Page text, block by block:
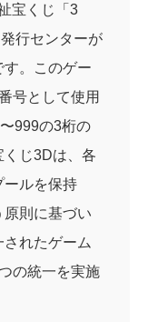
宝くじ「3
行センターが
。このゲー
号として使用
999の3桁の
じ3Dは、各
ールを保持
原則に基づい
れたゲーム
の統一を実施